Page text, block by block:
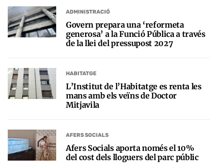
ADMINISTRACIÓ
Govern prepara una ‘reformeta
generosa’ a la Funció Pública a través
de la llei del pressupost 2027
HABITATGE
L’Institut de l’Habitatge es renta les
mans amb els veïns de Doctor
Mitjavila
AFERS SOCIALS
Afers Socials aporta només el 10%
del cost dels lloguers del parc públic